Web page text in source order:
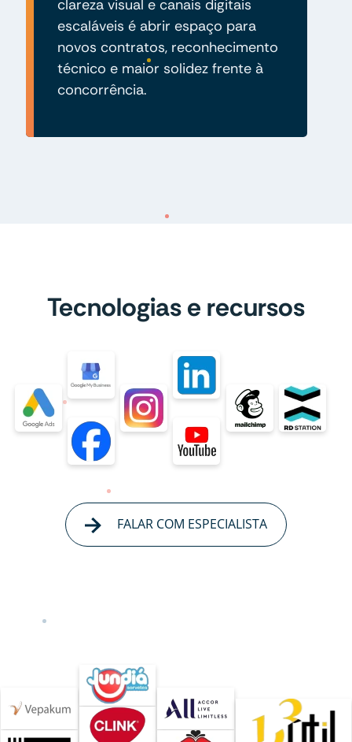
clareza visual e canais digitais
escaláveis é abrir espaço para
novos contratos, reconhecimento
técnico e maior solidez frente à
concorrência.
Tecnologias e recursos
FALAR COM ESPECIALISTA